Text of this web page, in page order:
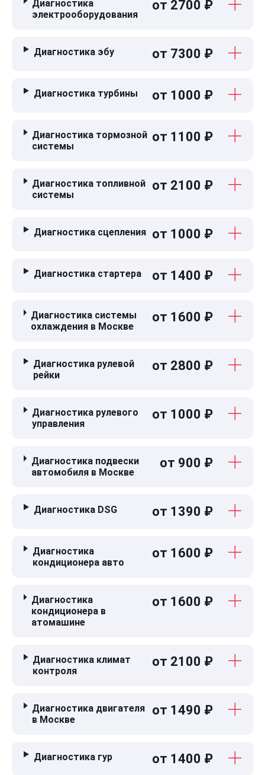
Диагностика
электрооборудования
от 2700 ₽
Диагностика эбу от 7300 ₽
Диагностика турбины от 1000 ₽
Диагностика тормозной
системы
от 1100 ₽
Диагностика топливной
системы
от 2100 ₽
Диагностика сцепления от 1000 ₽
Диагностика стартера от 1400 ₽
Диагностика системы
охлаждения в Москве
от 1600 ₽
Диагностика рулевой
рейки
от 2800 ₽
Диагностика рулевого
управления
от 1000 ₽
Диагностика подвески
автомобиля в Москве
от 900 ₽
Диагностика DSG от 1390 ₽
Диагностика
кондиционера авто
от 1600 ₽
Диагностика
кондиционера в
атомашине
от 1600 ₽
Диагностика климат
контроля
от 2100 ₽
Диагностика двигателя
в Москве
от 1490 ₽
Диагностика гур от 1400 ₽